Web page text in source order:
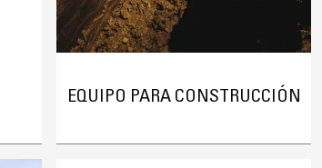
EQUIPO PARA CONSTRUCCIÓN